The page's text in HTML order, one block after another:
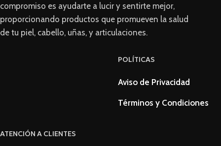
compromiso es ayudarte a lucir y sentirte mejor,
proporcionando productos que promueven la salud
de tu piel, cabello, uñas, y articulaciones.
POLÍTICAS
Aviso de Privacidad
Términos y Condiciones
ATENCIÓN A CLIENTES